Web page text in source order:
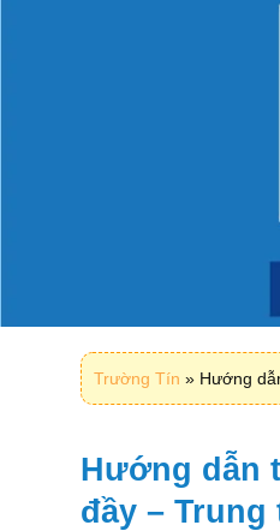
Trường Tín » Hướng
Hướng dẫn
đầy –